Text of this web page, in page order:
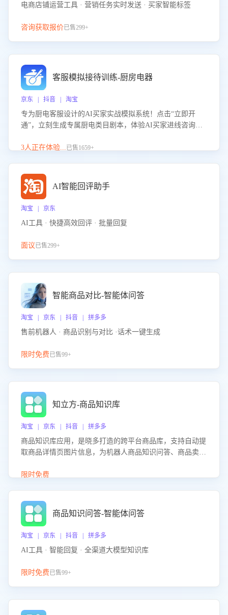
电商店铺运营工具 · 营销任务实时发送 · 买家智能标签
咨询获取报价已售299+
客服模拟接待训练-厨房电器
京东 | 抖音 | 淘宝
专为厨电客服设计的AI买家实战模拟系统！点击“立即开
通”，立刻生成专属厨电类目剧本，体验AI买家进线咨询真
实场景应对技巧！
3人正在体验...已售1659+
AI智能回评助手
淘宝 | 京东
AI工具 · 快捷高效回评 · 批量回复
面议已售299+
智能商品对比-智能体问答
淘宝 | 京东 | 抖音 | 拼多多
售前机器人 · 商品识别与对比 ·话术一键生成
限时免费已售99+
知立方-商品知识库
淘宝 | 京东 | 抖音 | 拼多多
商品知识库应用，是晓多打造的跨平台商品库，支持自动提
取商品详情页图片信息，为机器人商品知识问答、商品卖点
限时免费
商品知识问答-智能体问答
淘宝 | 京东 | 抖音 | 拼多多
AI工具 · 智能回复 · 全渠道大模型知识库
限时免费已售99+